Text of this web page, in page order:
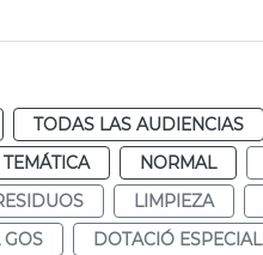
TODAS LAS AUDIENCIAS
NORMAL
LIMPIEZA
GOS DOTACIÓ ESPECIAL